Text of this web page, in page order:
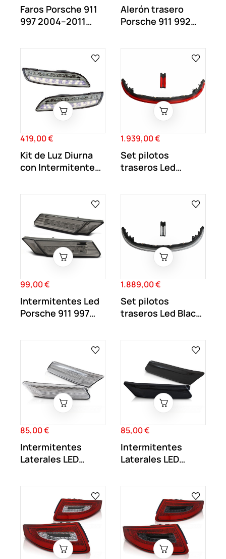
Faros Porsche 911
997 2004–2011
Alerón trasero
Porsche 911 992
Precio
419,00 €
Kit de Luz Diurna
con Intermitente
Precio
1.939,00 €
Set pilotos
traseros Led
Precio
99,00 €
Intermitentes Led
Porsche 911 997
Precio
1.889,00 €
Set pilotos
traseros Led Black
Precio
85,00 €
Intermitentes
Laterales LED
Precio
85,00 €
Intermitentes
Laterales LED